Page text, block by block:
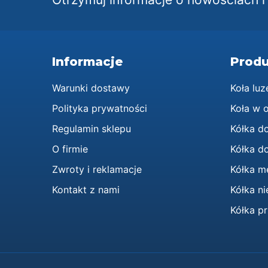
Informacje
Warunki dostawy
Polityka prywatności
Regulamin sklepu
O firmie
Zwroty i reklamacje
Kontakt z nami
Koła
Koła w
Kółka
Kółka
Kółka
Kółka
Kółka